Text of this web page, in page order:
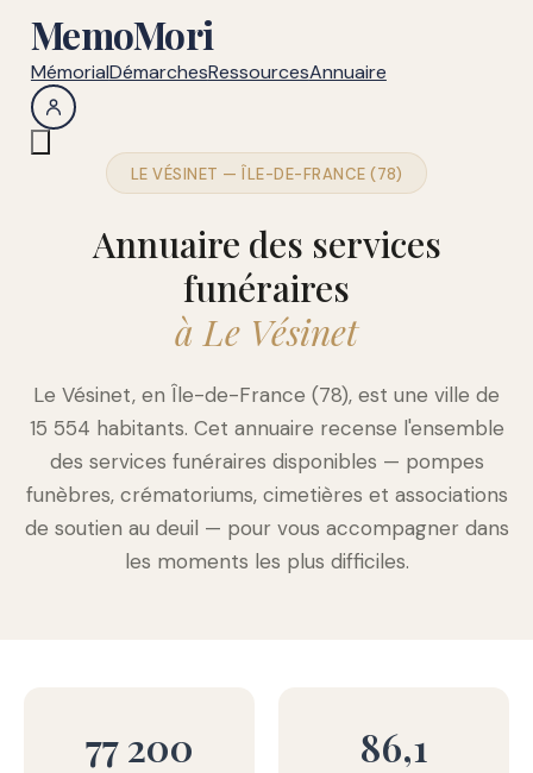
MemoMori
MémorialDémarchesRessourcesAnnuaire
LE VÉSINET — ÎLE-DE-FRANCE (78)
Annuaire des services
funéraires
à Le Vésinet
Le Vésinet, en Île-de-France (78), est une ville de
15 554 habitants. Cet annuaire recense l'ensemble
des services funéraires disponibles — pompes
funèbres, crématoriums, cimetières et associations
de soutien au deuil — pour vous accompagner dans
les moments les plus difficiles.
77 200 86,1